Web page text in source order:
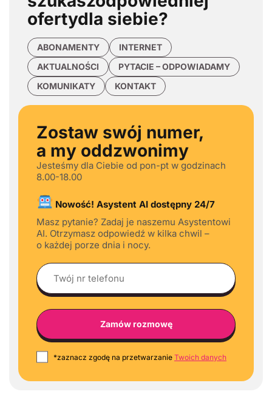
ofertydla siebie?
ABONAMENTY
INTERNET
AKTUALNOŚCI
PYTACIE – ODPOWIADAMY
KOMUNIKATY
KONTAKT
Zostaw swój numer,
a my oddzwonimy
Jesteśmy dla Ciebie od pon-pt w godzinach
8.00-18.00
Nowość! Asystent AI dostępny 24/7
Masz pytanie? Zadaj je naszemu Asystentowi
AI. Otrzymasz odpowiedź w kilka chwil –
o każdej porze dnia i nocy.
*zaznacz zgodę na przetwarzanie Twoich danych